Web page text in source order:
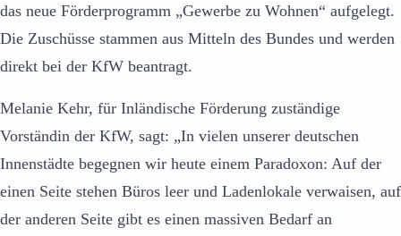
das neue Förderprogramm „Gewerbe zu Wohnen“ aufgelegt.
Die Zuschüsse stammen aus Mitteln des Bundes und werden
direkt bei der KfW beantragt.
Melanie Kehr, für Inländische Förderung zuständige
Vorständin der KfW, sagt: „In vielen unserer deutschen
Innenstädte begegnen wir heute einem Paradoxon: Auf der
einen Seite stehen Büros leer und Ladenlokale verwaisen, auf
der anderen Seite gibt es einen massiven Bedarf an